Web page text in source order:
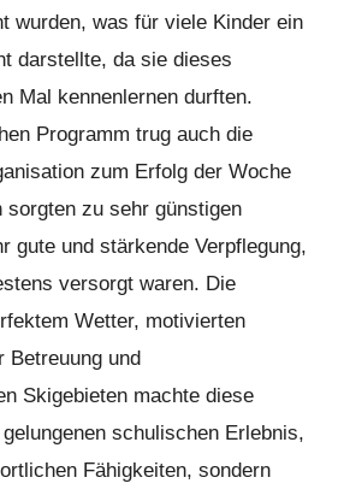
wurden, was für viele Kinder ein
darstellte, da sie dieses
Mal kennenlernen durften.
Programm trug auch die
zum Erfolg der Woche
sorgten zu sehr günstigen
gute und stärkende Verpflegung,
versorgt waren. Die
Wetter, motivierten
Betreuung und
Skigebieten machte diese
schulischen Erlebnis,
Fähigkeiten, sondern